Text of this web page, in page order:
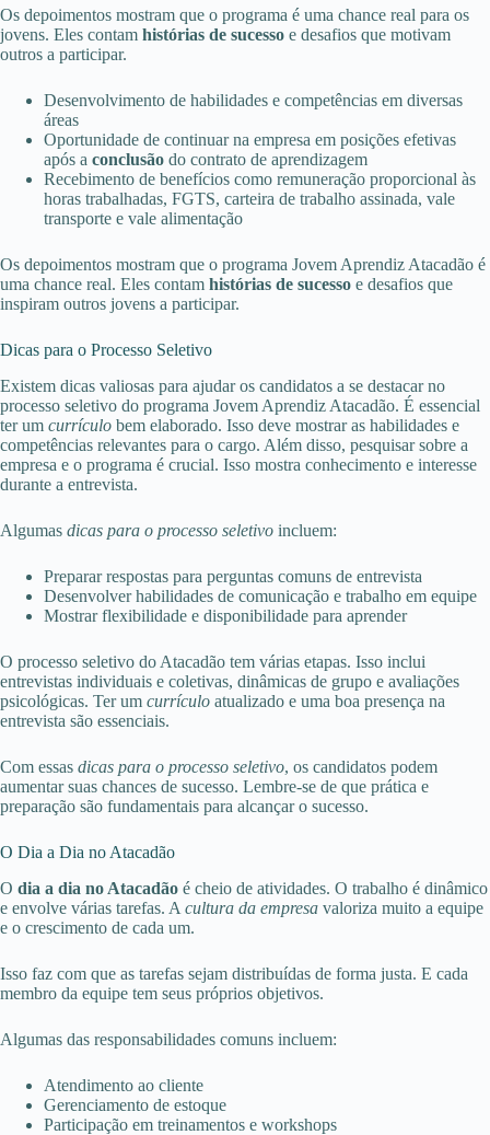
Os depoimentos mostram que o programa é uma chance real para os
jovens. Eles contam histórias de sucesso e desafios que motivam
outros a participar.
Desenvolvimento de habilidades e competências em diversas
áreas
Oportunidade de continuar na empresa em posições efetivas
após a conclusão do contrato de aprendizagem
Recebimento de benefícios como remuneração proporcional às
horas trabalhadas, FGTS, carteira de trabalho assinada, vale
transporte e vale alimentação
Os depoimentos mostram que o programa Jovem Aprendiz Atacadão é
uma chance real. Eles contam histórias de sucesso e desafios que
inspiram outros jovens a participar.
Dicas para o Processo Seletivo
Existem dicas valiosas para ajudar os candidatos a se destacar no
processo seletivo do programa Jovem Aprendiz Atacadão. É essencial
ter um currículo bem elaborado. Isso deve mostrar as habilidades e
competências relevantes para o cargo. Além disso, pesquisar sobre a
empresa e o programa é crucial. Isso mostra conhecimento e interesse
durante a entrevista.
Algumas dicas para o processo seletivo incluem:
Preparar respostas para perguntas comuns de entrevista
Desenvolver habilidades de comunicação e trabalho em equipe
Mostrar flexibilidade e disponibilidade para aprender
O processo seletivo do Atacadão tem várias etapas. Isso inclui
entrevistas individuais e coletivas, dinâmicas de grupo e avaliações
psicológicas. Ter um currículo atualizado e uma boa presença na
entrevista são essenciais.
Com essas dicas para o processo seletivo, os candidatos podem
aumentar suas chances de sucesso. Lembre-se de que prática e
preparação são fundamentais para alcançar o sucesso.
O Dia a Dia no Atacadão
O dia a dia no Atacadão é cheio de atividades. O trabalho é dinâmico
e envolve várias tarefas. A cultura da empresa valoriza muito a equipe
e o crescimento de cada um.
Isso faz com que as tarefas sejam distribuídas de forma justa. E cada
membro da equipe tem seus próprios objetivos.
Algumas das responsabilidades comuns incluem:
Atendimento ao cliente
Gerenciamento de estoque
Participação em treinamentos e workshops